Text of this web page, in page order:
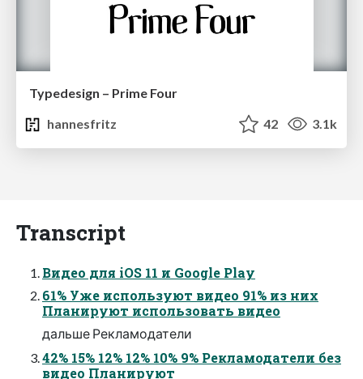
Typedesign – Prime Four
hannesfritz
42 3.1k
Transcript
Видео для iOS 11 и Google Play
61% Уже используют видео 91% из них
Планируют использовать видео
дальше Рекламодатели
42% 15% 12% 12% 10% 9% Рекламодатели без
видео Планируют